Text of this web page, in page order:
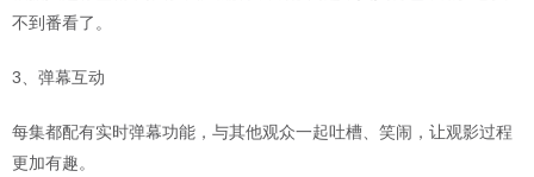
不到番看了。
3、弹幕互动
每集都配有实时弹幕功能，与其他观众一起吐槽、笑闹，让观影过程
更加有趣。